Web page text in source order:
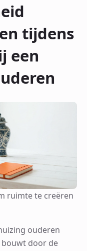
tijdens
een
ruimte te creëren
ouderen
bouwt door de